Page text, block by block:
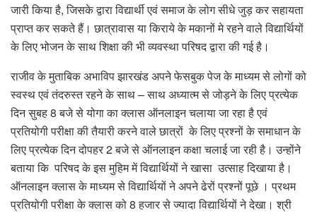
जारी किया है, जिसके द्वारा विद्यार्थी एवं समाज के लोग सीधे जुड़ कर सहायता
प्राप्त कर सकते हैं। छात्रावास या किराये के मकानों मे रहने वाले विद्यार्थियों
के लिए भोजन के साथ शिक्षा की भी व्यवस्था परिषद द्वारा की गई है।
राजीव के मुताबिक अभाविप झारखंड अपने फेसबुक पेज के माध्यम से लोगों को
स्वस्थ एवं तंदरुस्त रहने के साथ – साथ अध्यात्म से जोड़ने के लिए प्रत्येक
दिन सुबह 8 बजे से योगा का क्लास ऑनलाइन चलाया जा रहा है एवं
प्रतियोगी परीक्षा की तैयारी करने वाले छात्रों के लिए प्रश्नों के समाधान के
लिए प्रत्येक दिन दोपहर 2 बजे से ऑनलाइन कक्षा चलाई जा रही है। उन्होंने
बताया कि परिषद के इस मुहिम में विद्यार्थियों ने खासा उत्साह दिखाया है।
ऑनलाइन क्लास के माध्यम से विद्यार्थियों ने अपने ढेरों प्रश्नों पूछे । प्रथम
प्रतियोगी परीक्षा के क्लास को 8 हजार से ज्यादा विद्यार्थियों ने देखा। श्री